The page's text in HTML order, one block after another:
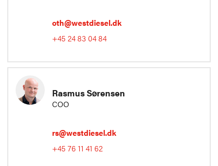
oth@westdiesel.dk
+45 24 83 04 84
Rasmus Sørensen
COO
rs@westdiesel.dk
+45 76 11 41 62